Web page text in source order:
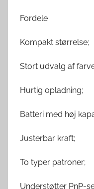
Fordele
Kompakt størrelse;
Stort udvalg af
Hurtig opladning;
Batteri med høj
Justerbar kraft;
To typer patroner;
Understøtter PnP-